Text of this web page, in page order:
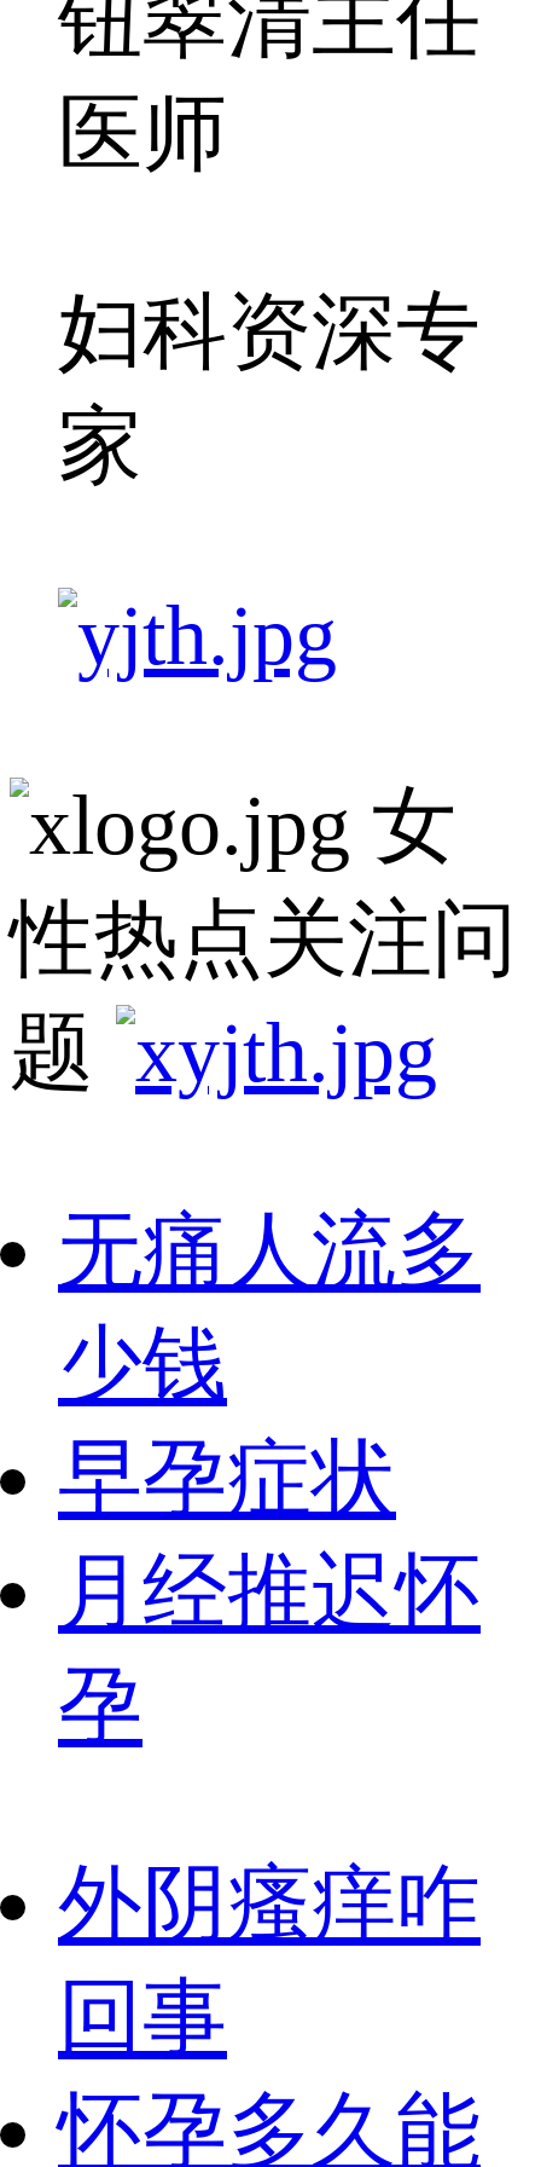
钮翠清主任
医师
妇科资深专
家
女
性热点关注问
题
无痛人流多
少钱
早孕症状
月经推迟怀
孕
外阴瘙痒咋
回事
怀孕多久能